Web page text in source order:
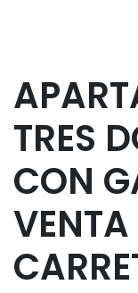
TRES
CON